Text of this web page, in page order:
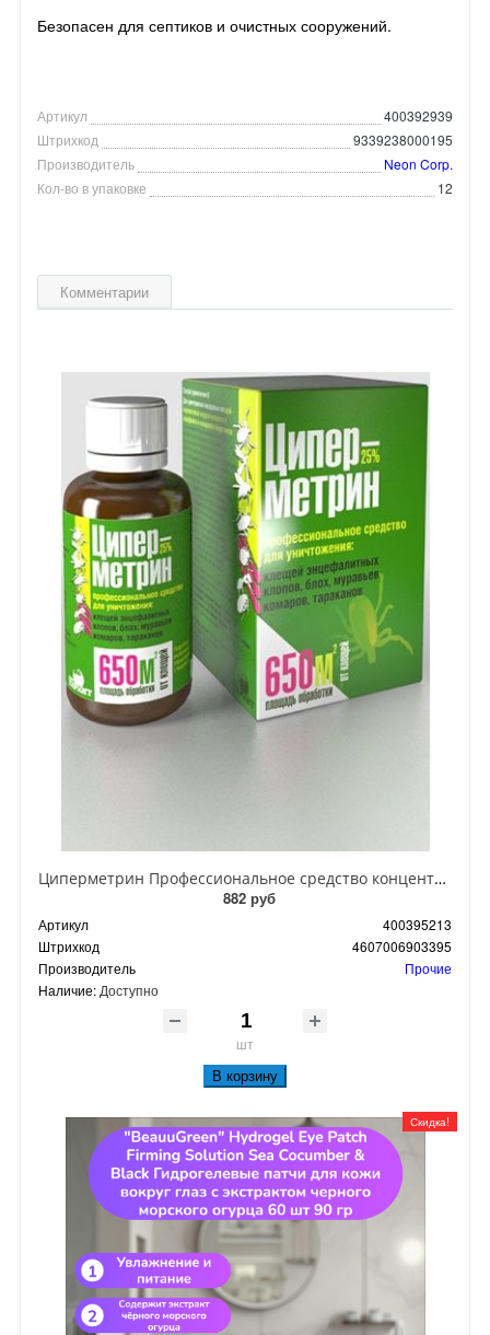
Безопасен для септиков и очистных сооружений.
Артикул
400392939
Штрихкод
9339238000195
Производитель
Neon Corp.
Кол-во в упаковке
12
Комментарии
Циперметрин Профессиональное средство концентрат эмульсии 25% для уничтожения тараканов, мух,комаров, блох, клопов, муравьев, ос 50 мл
882 руб
Артикул
400395213
Штрихкод
4607006903395
Производитель
Прочие
Наличие: Доступно
шт
В корзину
Скидка!